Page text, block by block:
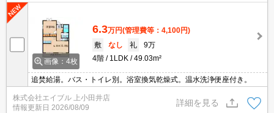
画像：4枚
6.3万円(管理費等：4,100円)
敷
なし 礼
9万
4階
1LDK 49.03m²
追焚給湯。バス・トイレ別。浴室換気乾燥式。温水洗浄便座付き。
株式会社エイブル 上小田井店
情報更新日 2026/08/09
詳細を見る